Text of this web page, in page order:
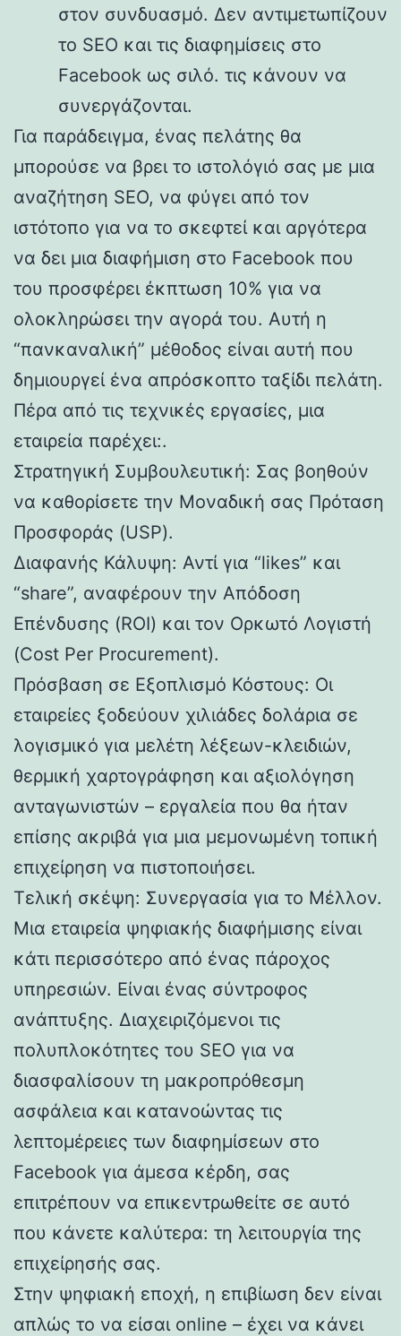
στον συνδυασμό. Δεν αντιμετωπίζουν
το SEO και τις διαφημίσεις στο
Facebook ως σιλό. τις κάνουν να
συνεργάζονται.
Για παράδειγμα, ένας πελάτης θα
μπορούσε να βρει το ιστολόγιό σας με μια
αναζήτηση SEO, να φύγει από τον
ιστότοπο για να το σκεφτεί και αργότερα
να δει μια διαφήμιση στο Facebook που
του προσφέρει έκπτωση 10% για να
ολοκληρώσει την αγορά του. Αυτή η
“πανκαναλική” μέθοδος είναι αυτή που
δημιουργεί ένα απρόσκοπτο ταξίδι πελάτη.
Πέρα από τις τεχνικές εργασίες, μια
εταιρεία παρέχει:.
Στρατηγική Συμβουλευτική: Σας βοηθούν
να καθορίσετε την Μοναδική σας Πρόταση
Προσφοράς (USP).
Διαφανής Κάλυψη: Αντί για “likes” και
“share”, αναφέρουν την Απόδοση
Επένδυσης (ROI) και τον Ορκωτό Λογιστή
(Cost Per Procurement).
Πρόσβαση σε Εξοπλισμό Κόστους: Οι
εταιρείες ξοδεύουν χιλιάδες δολάρια σε
λογισμικό για μελέτη λέξεων-κλειδιών,
θερμική χαρτογράφηση και αξιολόγηση
ανταγωνιστών – εργαλεία που θα ήταν
επίσης ακριβά για μια μεμονωμένη τοπική
επιχείρηση να πιστοποιήσει.
Τελική σκέψη: Συνεργασία για το Μέλλον.
Μια εταιρεία ψηφιακής διαφήμισης είναι
κάτι περισσότερο από ένας πάροχος
υπηρεσιών. Είναι ένας σύντροφος
ανάπτυξης. Διαχειριζόμενοι τις
πολυπλοκότητες του SEO για να
διασφαλίσουν τη μακροπρόθεσμη
ασφάλεια και κατανοώντας τις
λεπτομέρειες των διαφημίσεων στο
Facebook για άμεσα κέρδη, σας
επιτρέπουν να επικεντρωθείτε σε αυτό
που κάνετε καλύτερα: τη λειτουργία της
επιχείρησής σας.
Στην ψηφιακή εποχή, η επιβίωση δεν είναι
απλώς το να είσαι online – έχει να κάνει